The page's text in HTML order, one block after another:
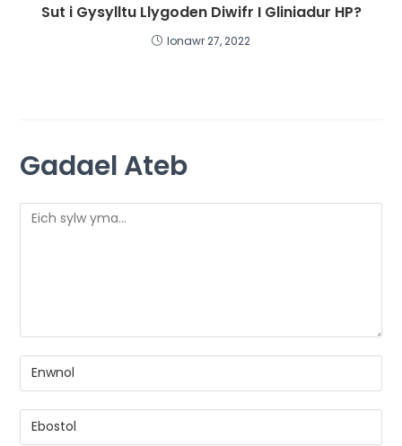
Sut i Gysylltu Llygoden Diwifr I Gliniadur HP?
Ionawr 27, 2022
Gadael Ateb